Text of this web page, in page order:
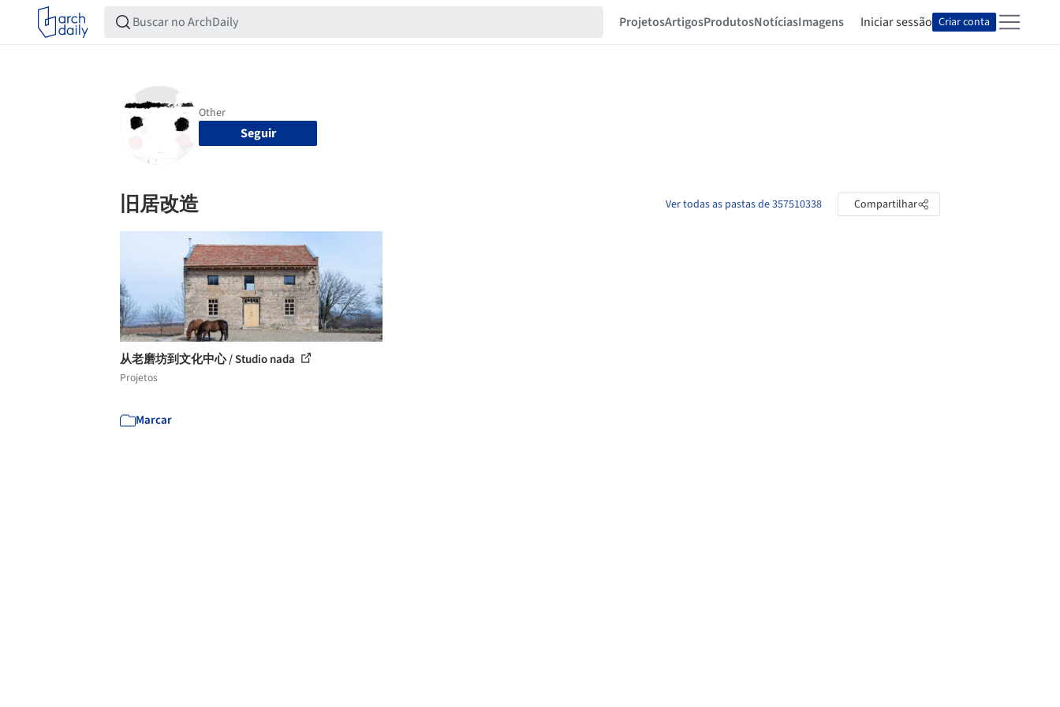
ProjetosArtigosProdutosNotíciasImagens Iniciar sessão Criar conta
Seguir
旧居改造 Ver todas as pastas de 357510338 Compartilhar
从老磨坊到文化中心 / Studio nada
Projetos
Marcar